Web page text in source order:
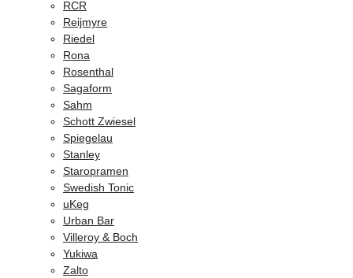
RCR
Reijmyre
Riedel
Rona
Rosenthal
Sagaform
Sahm
Schott Zwiesel
Spiegelau
Stanley
Staropramen
Swedish Tonic
uKeg
Urban Bar
Villeroy & Boch
Yukiwa
Zalto